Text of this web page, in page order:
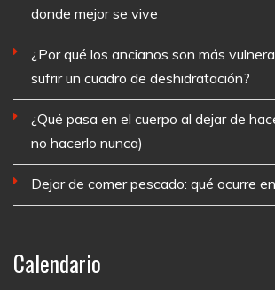
donde mejor se vive
¿Por qué los ancianos son más
sufrir un cuadro de deshidratación?
¿Qué pasa en el cuerpo al dejar de
no hacerlo nunca)
Dejar de comer pescado: qué ocurre
Calendario